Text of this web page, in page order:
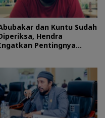
dan Kuntu Sudah
Hendra
Pentingnya